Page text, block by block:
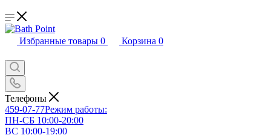
Избранные товары 0 Корзина 0
Телефоны
459-07-77Режим работы:
ПН-СБ 10:00-20:00
ВС 10:00-19:00